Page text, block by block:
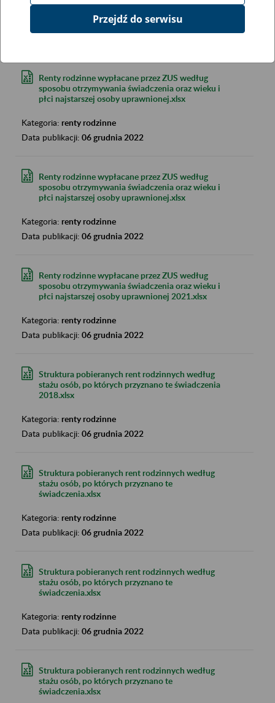
Wyniki:
Renty rodzinne wypłacane przez ZUS według
sposobu otrzymywania świadczenia oraz wieku i
płci najstarszej osoby uprawnionej.xlsx
Kategoria: renty rodzinne
Data publikacji: 06 grudnia 2022
Renty rodzinne wypłacane przez ZUS według
sposobu otrzymywania świadczenia oraz wieku i
płci najstarszej osoby uprawnionej.xlsx
Kategoria: renty rodzinne
Data publikacji: 06 grudnia 2022
Renty rodzinne wypłacane przez ZUS według
sposobu otrzymywania świadczenia oraz wieku i
płci najstarszej osoby uprawnionej 2021.xlsx
Kategoria: renty rodzinne
Data publikacji: 06 grudnia 2022
Struktura pobieranych rent rodzinnych według
stażu osób, po których przyznano te świadczenia
2018.xlsx
Kategoria: renty rodzinne
Data publikacji: 06 grudnia 2022
Struktura pobieranych rent rodzinnych według
stażu osób, po których przyznano te
świadczenia.xlsx
Kategoria: renty rodzinne
Data publikacji: 06 grudnia 2022
Struktura pobieranych rent rodzinnych według
stażu osób, po których przyznano te
świadczenia.xlsx
Kategoria: renty rodzinne
Data publikacji: 06 grudnia 2022
Struktura pobieranych rent rodzinnych według
stażu osób, po których przyznano te
świadczenia.xlsx
Przejdź do serwisu